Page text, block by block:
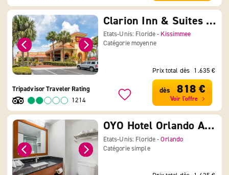
Clarion Inn & Suites Kissimmee - Lake Buena Vista South
Etats-Unis: Floride - Kissimmee
Catégorie moyenne
Tripadvisor Traveler Rating
1214
Prix total dès 1.635 €
dès 818 €
Voir l'offre
OYO Hotel Orlando Airport
Etats-Unis: Floride -Orlando
Catégorie simple